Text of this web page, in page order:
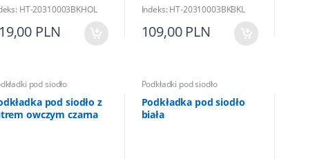
HT-20310003BKHOL
PLN
Indeks: HT-20310003BKBKL
109,00 PLN
pod siodło
pod siodło z
owczym czarna
Podkładki pod siodło
Podkładka pod siodło
biała